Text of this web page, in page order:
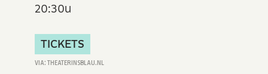
20:30u
TICKETS